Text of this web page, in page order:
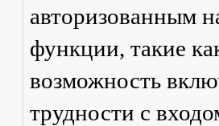
авторизованным
функции, такие
возможность
трудности с